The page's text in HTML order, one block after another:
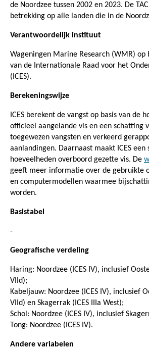
de Noordzee tussen 2002 en 2023. De
betrekking op alle landen die in de
Verantwoordelijk instituut
Wageningen Marine Research (WMR) op
van de Internationale Raad voor het
(ICES).
Berekeningswijze
ICES berekent de vangst op basis van de
officieel aangelande vis en een schatting
toegewezen vangsten en verkeerd
aanlandingen. Daarnaast maakt ICES
hoeveelheden overboord gezette vis. De
geeft meer informatie over de gebruikte
en computermodellen waarmee
worden.
Basistabel
-
Geografische verdeling
Haring: Noordzee (ICES IV), inclusief
VIId);
Kabeljauw: Noordzee (ICES IV), inclusief
VIId) en Skagerrak (ICES IIIa West);
Schol: Noordzee (ICES IV), inclusief
Tong: Noordzee (ICES IV).
Andere variabelen